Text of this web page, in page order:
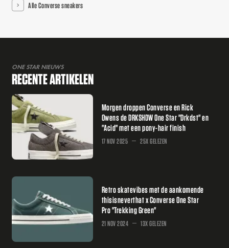
Alle Converse sneakers
ONE STAR NIEUWS
RECENTE ARTIKELEN
Morgen droppen Converse en Rick
Owens de DRKSHDW One Star "Drkdst" en
"Acid" met een pony-hair finish
17 NOV 2025 25X GELEZEN
Retro skatevibes met de aankomende
thisisneverthat x Converse One Star
Pro "Trekking Green"
21 NOV 2024 13X GELEZEN